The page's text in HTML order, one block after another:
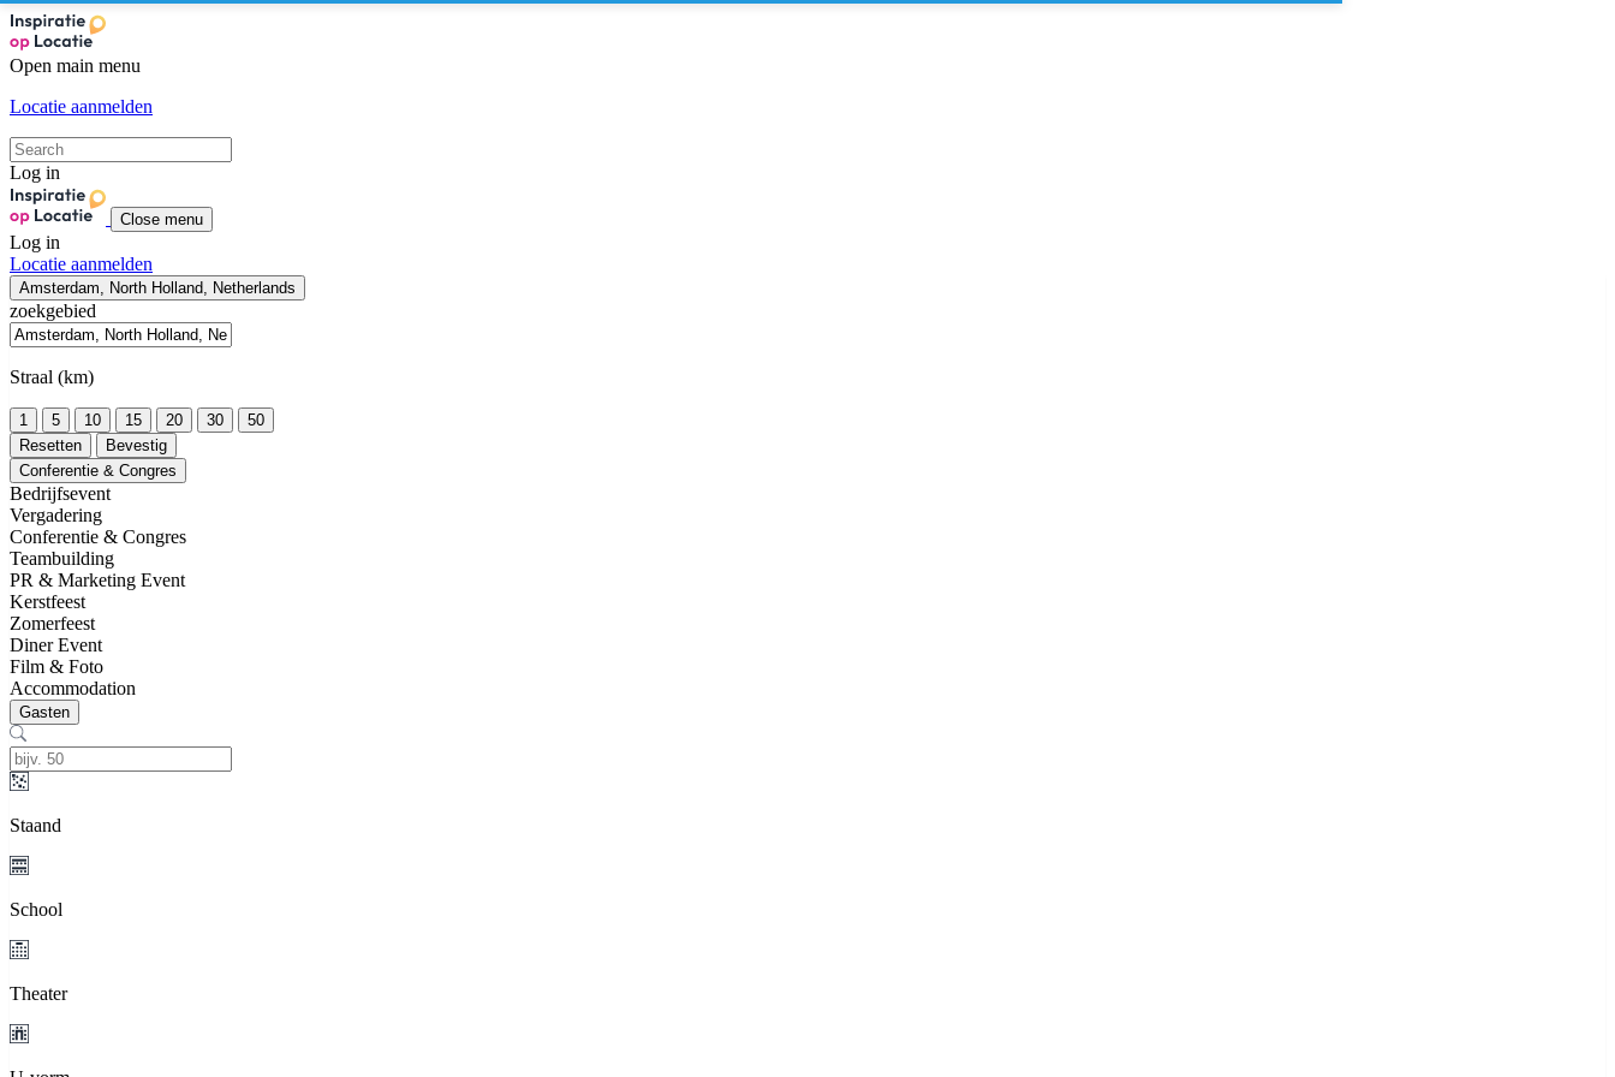
Open main menu
Locatie aanmelden
Log in
Close menu
Log in
Locatie aanmelden
Amsterdam, North Holland, Netherlands
zoekgebied
Straal (km)
1 5 10 15 20 30
50
Resetten
Bevestig
Conferentie & Congres
Bedrijfsevent
Vergadering
Conferentie & Congres
Teambuilding
PR & Marketing Event
Kerstfeest
Zomerfeest
Diner Event
Film & Foto
Accommodation
Gasten
Staand
School
Theater